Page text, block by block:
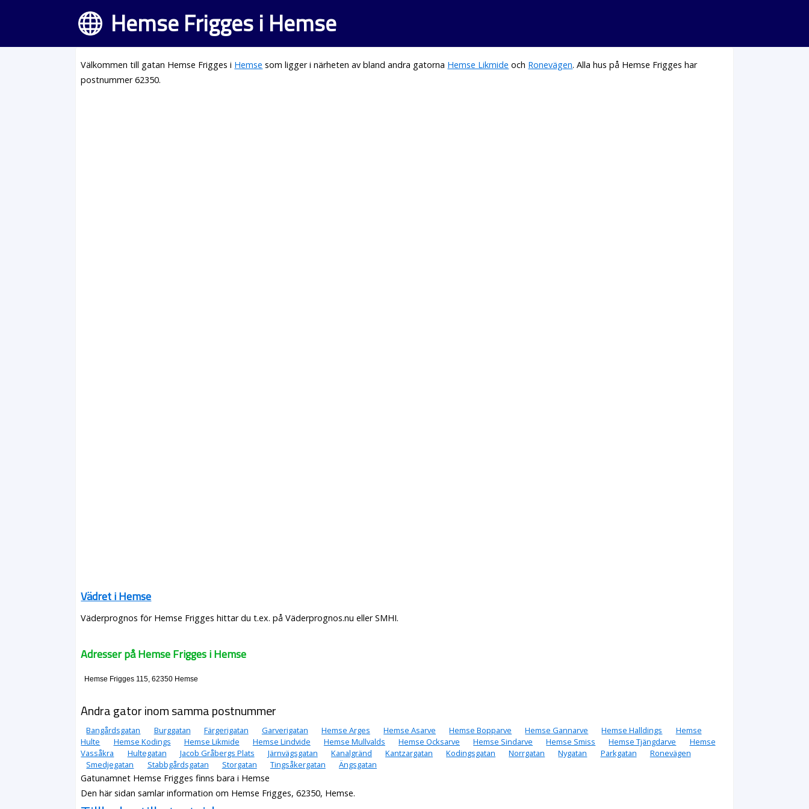
Hemse Frigges i Hemse
Välkommen till gatan Hemse Frigges i Hemse som ligger i närheten av bland andra gatorna Hemse Likmide och Ronevägen. Alla hus på Hemse Frigges har
postnummer 62350.
Vädret i Hemse
Väderprognos för Hemse Frigges hittar du t.ex. på Väderprognos.nu eller SMHI.
Adresser på Hemse Frigges i Hemse
Hemse Frigges 115, 62350 Hemse
Andra gator inom samma postnummer
Bangårdsgatan Burggatan Färgerigatan Garverigatan Hemse Arges Hemse Asarve Hemse Bopparve Hemse Gannarve Hemse Halldings
Hemse
Hulte
Hemse Kodings Hemse Likmide Hemse Lindvide Hemse Mullvalds Hemse Ocksarve Hemse Sindarve Hemse Smiss Hemse Tjängdarve
Hemse
Vassåkra
Hultegatan Jacob Gråbergs Plats Järnvägsgatan Kanalgränd Kantzargatan Kodingsgatan Norrgatan Nygatan Parkgatan
Ronevägen
Smedjegatan
Stabbgårdsgatan Storgatan Tingsåkergatan Ängsgatan
Gatunamnet Hemse Frigges finns bara i Hemse
Den här sidan samlar information om Hemse Frigges, 62350, Hemse.